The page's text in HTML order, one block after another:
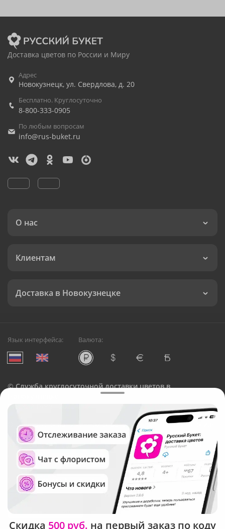
Доставка цветов по России и Миру
Адрес
Новокузнецк, ул. Свердлова, д. 20
Бесплатно. Круглосуточно
8-800-333-0905
По любым вопросам
info@rus-buket.ru
О нас
Клиентам
Доставка в Новокузнецке
Язык интерфейса: Валюта:
©Служба круглосуточной доставки цветов в
Русский Букет, 2026
Общество с ограниченной ответственностью «Технология»
ОГРН: 1195476081745, ИНН: 5410081997
Юридический адрес: г. Новосибирск, ул. Ипподромская,
д.42, оф. 3
Рейтинг Русского букета в г. Новокузнецк
Скидка 500 руб. на первый заказ по коду